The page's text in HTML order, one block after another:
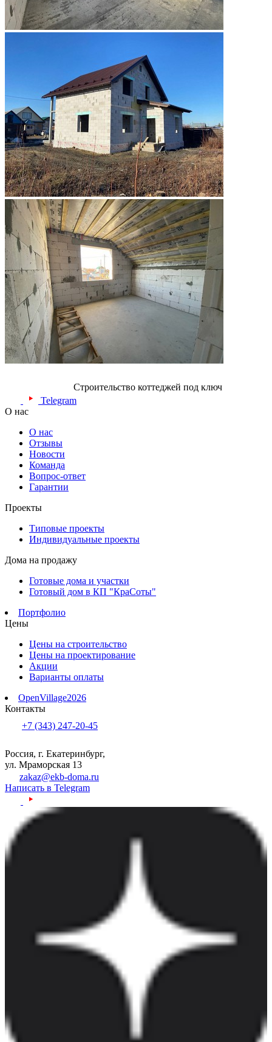
Строительство коттеджей под ключ
Telegram
О нас
О нас
Отзывы
Новости
Команда
Вопрос-ответ
Гарантии
Проекты
Типовые проекты
Индивидуальные проекты
Дома на продажу
Готовые дома и участки
Готовый дом в КП "КраСоты"
Портфолио
Цены
Цены на строительство
Цены на проектирование
Акции
Варианты оплаты
OpenVillage2026
Контакты
+7 (343) 247-20-45
Россия, г. Екатеринбург,
ул. Мраморская 13
zakaz@ekb-doma.ru
Написать в Telegram